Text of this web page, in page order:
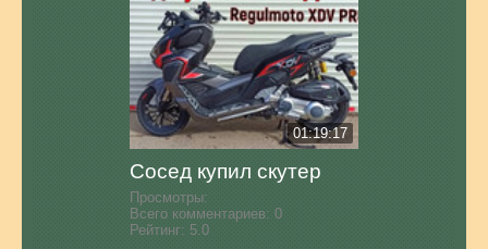
01:19:17
Сосед купил скутер
Просмотры:
Всего комментариев: 0
Рейтинг: 5.0